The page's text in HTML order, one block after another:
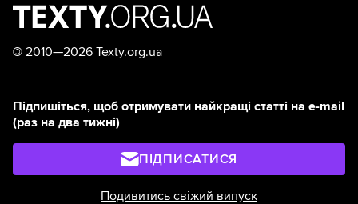
© 2010—2026 Texty.org.ua
Підпишіться, щоб отримувати найкращі статті на e-mail
(раз на два тижні)
ПІДПИСАТИСЯ
Подивитись свіжий випуск